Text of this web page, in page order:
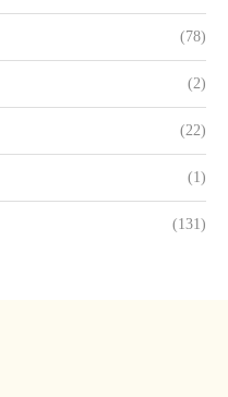
(78)
(2)
(22)
(1)
(131)